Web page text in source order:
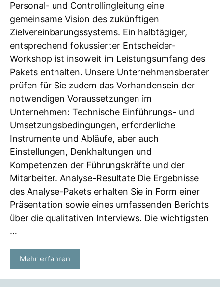
Personal- und Controllingleitung eine
gemeinsame Vision des zukünftigen
Zielvereinbarungssystems. Ein halbtägiger,
entsprechend fokussierter Entscheider-
Workshop ist insoweit im Leistungsumfang des
Pakets enthalten. Unsere Unternehmensberater
prüfen für Sie zudem das Vorhandensein der
notwendigen Voraussetzungen im
Unternehmen: Technische Einführungs- und
Umsetzungsbedingungen, erforderliche
Instrumente und Abläufe, aber auch
Einstellungen, Denkhaltungen und
Kompetenzen der Führungskräfte und der
Mitarbeiter. Analyse-Resultate Die Ergebnisse
des Analyse-Pakets erhalten Sie in Form einer
Präsentation sowie eines umfassenden Berichts
über die qualitativen Interviews. Die wichtigsten
…
Mehr erfahren